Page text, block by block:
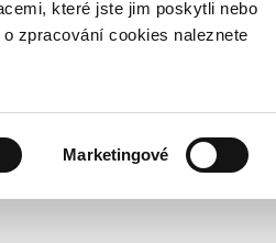
které jste jim poskytli nebo
zpracování cookies naleznete
Marketingové
submenu
účetnictví